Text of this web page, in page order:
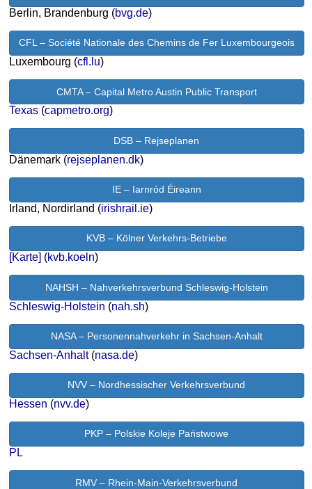
Berlin, Brandenburg (bvg.de)
CFL – Société Nationale des Chemins de Fer Luxembourgeois
Luxembourg (cfl.lu)
CMTA – Capital Metro Austin Public Transport
Texas (capmetro.org)
DSB – Rejseplanen
Dänemark (rejseplanen.dk)
IE – Iarnród Éireann
Irland, Nordirland (irishrail.ie)
KVB – Kölner Verkehrs-Betriebe
[Karte] (kvb.koeln)
NAHSH – Nahverkehrsverbund Schleswig-Holstein
Schleswig-Holstein (nah.sh)
NASA – Personennahverkehr in Sachsen-Anhalt
Sachsen-Anhalt(nasa.de)
NVV – Nordhessischer Verkehrsverbund
Hessen (nvv.de)
PKP – Polskie Koleje Państwowe
PL
RMV – Rhein-Main-Verkehrsverbund